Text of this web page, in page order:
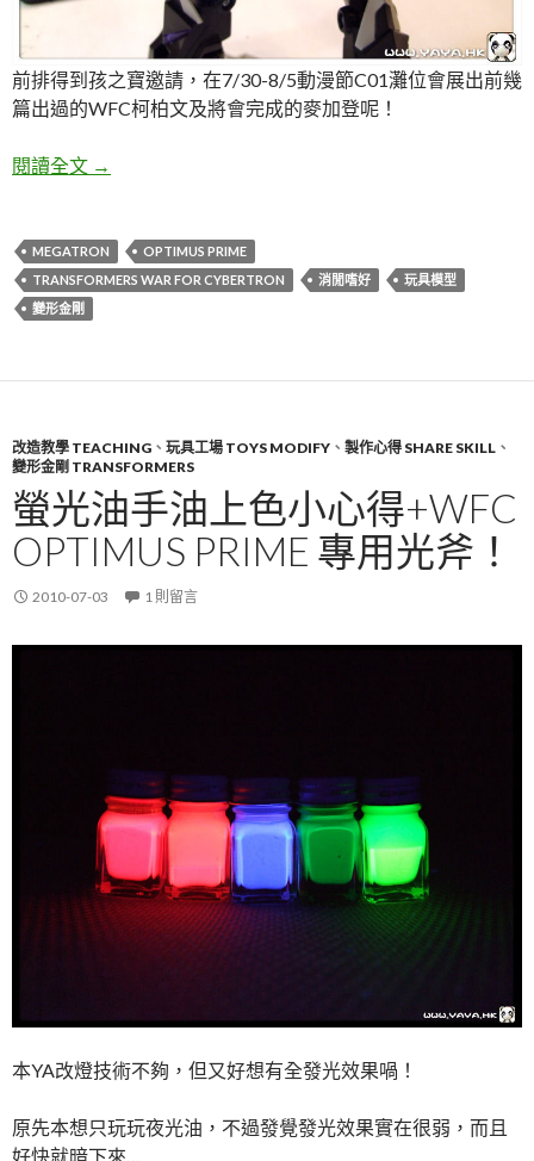
前排得到孩之寶邀請，在7/30-8/5動漫節C01灘位會展出前幾
篇出過的WFC柯柏文及將會完成的麥加登呢！
閱讀全文 老變TF WFC Megatron 可動加強及發光大砲改造！
→
MEGATRON
OPTIMUS PRIME
TRANSFORMERS WAR FOR CYBERTRON
消閒嗜好
玩具模型
變形金剛
改造教學 TEACHING 、 玩具工場 TOYS MODIFY 、 製作心得 SHARE SKILL 、
變形金剛 TRANSFORMERS
螢光油手油上色小心得+WFC
OPTIMUS PRIME 專用光斧！
2010-07-03 1 則留言
本YA改燈技術不夠，但又好想有全發光效果喎！
原先本想只玩玩夜光油，不過發覺發光效果實在很弱，而且
好快就暗下來…